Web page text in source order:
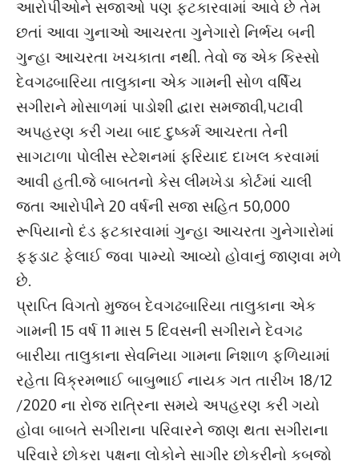
આરોપીઓને સજાઓ પણ ફટકારવામાં આવે છે તેમ
છતાં આવા ગુનાઓ આચરતા ગુનેગારો નિર્ભય બની
ગુન્હા આચરતા ખચકાતા નથી. તેવો જ એક કિસ્સો
દેવગઢબારિયા તાલુકાના એક ગામની સોળ વર્ષિય
સગીરાને મોસાળમાં પાડોશી દ્વારા સમજાવી,પટાવી
અપહરણ કરી ગયા બાદ દુષ્કર્મ આચરતા તેની
સાગટાળા પોલીસ સ્ટેશનમાં ફરિયાદ દાખલ કરવામાં
આવી હતી.જે બાબતનો કેસ લીમખેડા કોર્ટમાં ચાલી
જતા આરોપીને 20 વર્ષની સજા સહિત 50,000
રૂપિયાનો દંડ ફટકારવામાં ગુન્હા આચરતા ગુનેગારોમાં
ફફડાટ ફેલાઈ જવા પામ્યો આવ્યો હોવાનું જાણવા મળે
છે.
પ્રાપ્તિ વિગતો મુજબ દેવગઢબારિયા તાલુકાના એક
ગામની 15 વર્ષ 11 માસ 5 દિવસની સગીરાને દેવગઢ
બારીયા તાલુકાના સેવનિયા ગામના નિશાળ ફળિયામાં
રહેતા વિક્રમભાઈ બાબુભાઈ નાયક ગત તારીખ 18/12
/2020 ના રોજ રાત્રિના સમયે અપહરણ કરી ગયો
હોવા બાબતે સગીરાના પરિવારને જાણ થતા સગીરાના
પરિવારે છોકરા પક્ષના લોકોને સાગીર છોકરીનો કબજો